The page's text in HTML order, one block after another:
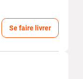
Se faire livrer